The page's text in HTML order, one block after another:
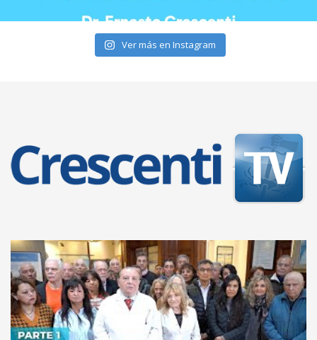
Ver más en Instagram